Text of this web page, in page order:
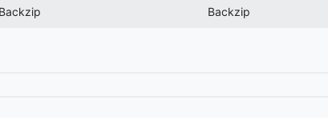
Backzip Backzip